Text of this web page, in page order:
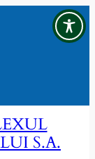
S.A.